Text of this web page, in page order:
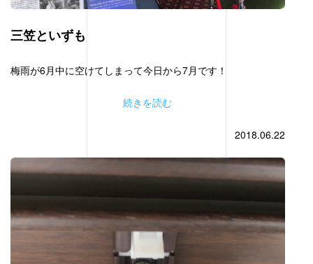
三笠といずも
梅雨が6月中に空けてしまって今日から7月です！
続きを読む
2018.06.22